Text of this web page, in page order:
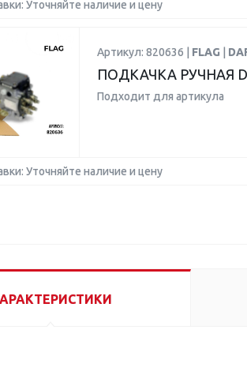
Уточняйте наличие и цену
Артикул: 820636 | FLAG
ПОДКАЧКА РУЧНАЯ
Подходит для артикула
Уточняйте наличие и цену